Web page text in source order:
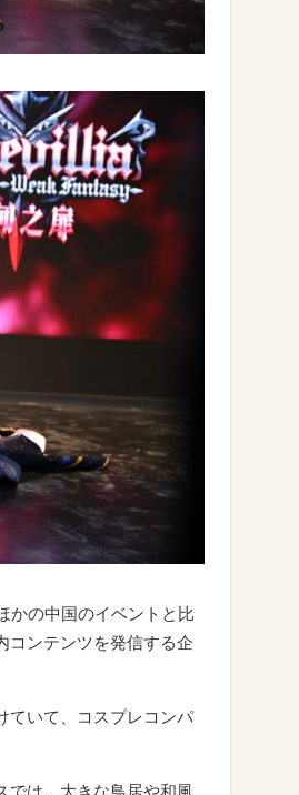
かの中国のイベントと比
コンテンツを発信する企
ていて、コスプレコンパ